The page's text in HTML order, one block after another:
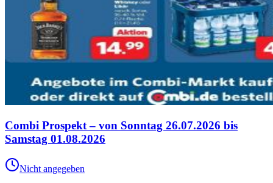
Combi Prospekt – von Sonntag 26.07.2026 bis
Samstag 01.08.2026
Nicht angegeben